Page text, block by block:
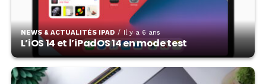
NEWS & ACTUALITÉS IPAD Il y a 6 ans
L’iOS 14 et l’iPadOS 14 en mode test